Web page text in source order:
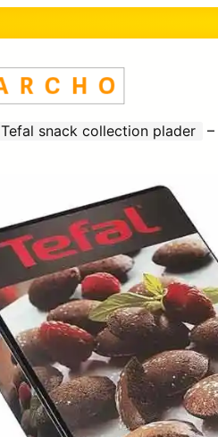
Tefal snack collection plader –